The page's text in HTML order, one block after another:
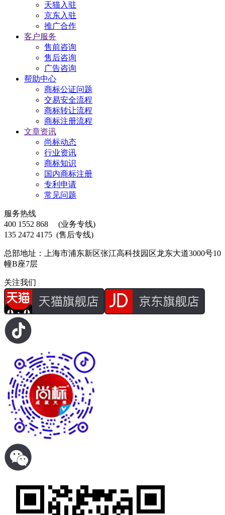
天猫入驻
京东入驻
推广合作
客户服务
售前咨询
售后咨询
广告咨询
帮助中心
商标公证问题
交易安全流程
商标转让流程
商标注册流程
文章资讯
尚标动态
行业资讯
商标知识
国内商标注册
专利申请
常见问题
服务热线
400 1552 868
(业务专线)
135 2472 4175 (售后专线)
总部地址：上海市浦东新区张江高科技园区龙东大道3000号10
幢B座7层
关注我们